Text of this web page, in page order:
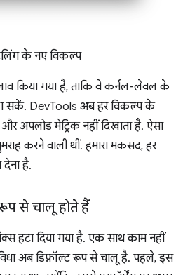
के नए विकल्प
किया गया है, ताकि वे कर्नल-लेवल के
सकें. DevTools अब हर विकल्प के
अपलोड मेट्रिक नहीं दिखाता है. ऐसा
करने वाली थीं. हमारा मकसद, हर
है.
से चालू होते हैं
हटा दिया गया है. एक साथ काम नहीं
अब डिफ़ॉल्ट रूप से चालू है. पहले, इस